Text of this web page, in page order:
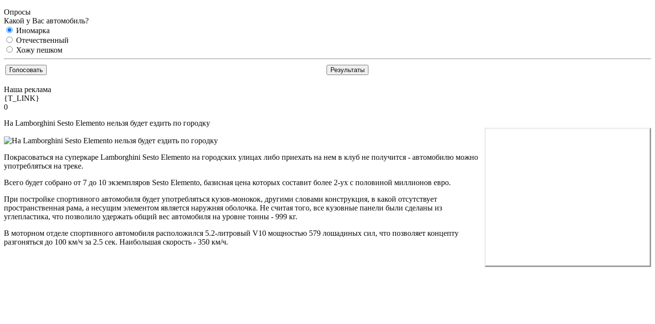
Опросы
Какой у Вас автомобиль?
Иномарка
Отечественный
Хожу пешком
Наша реклама
{T_LINK}
0
На Lamborghini Sesto Elemento нельзя будет ездить по городку
Покрасоваться на суперкаре Lamborghini Sesto Elemento на городских улицах либо приехать на нем в клуб не получится - автомобилю можно
употребляться на треке.
Всего будет собрано от 7 до 10 экземпляров Sesto Elemento, базисная цена которых составит более 2-ух с половиной миллионов евро.
При постройке спортивного автомобиля будет употребляться кузов-монокок, другими словами конструкция, в какой отсутствует
пространственная рама, а несущим элементом является наружняя оболочка. Не считая того, все кузовные панели были сделаны из
углепластика, что позволило удержать общий вес автомобиля на уровне тонны - 999 кг.
В моторном отделе спортивного автомобиля расположился 5.2-литровый V10 мощностью 579 лошадиных сил, что позволяет концепту
разгоняться до 100 км/ч за 2.5 сек. Наибольшая скорость - 350 км/ч.